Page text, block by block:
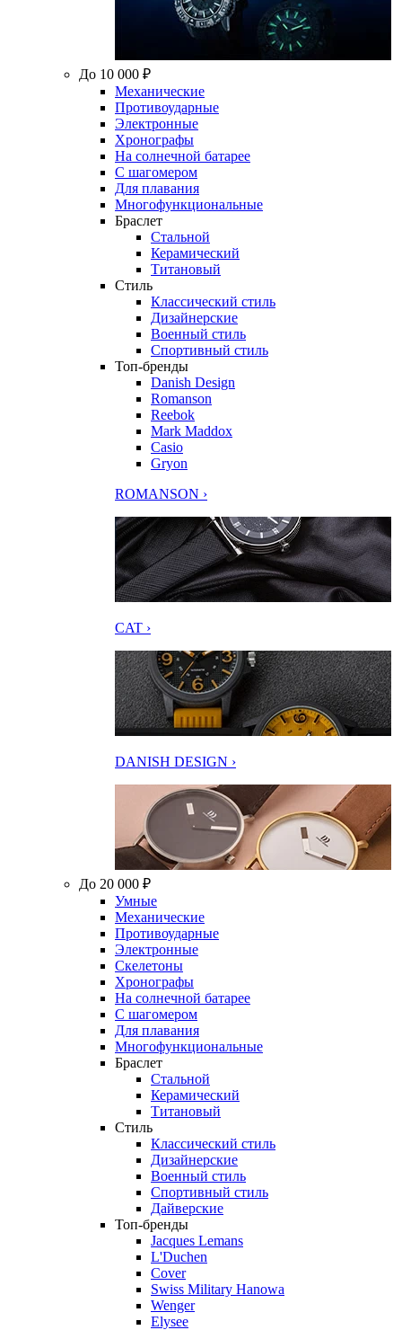
До 10 000 ₽
Механические
Противоударные
Электронные
Хронографы
На солнечной батарее
С шагомером
Для плавания
Многофункциональные
Браслет
Стальной
Керамический
Титановый
Стиль
Классический стиль
Дизайнерские
Военный стиль
Спортивный стиль
Топ-бренды
Danish Design
Romanson
Reebok
Mark Maddox
Casio
Gryon
ROMANSON ›
CAT ›
DANISH DESIGN ›
До 20 000 ₽
Умные
Механические
Противоударные
Электронные
Скелетоны
Хронографы
На солнечной батарее
С шагомером
Для плавания
Многофункциональные
Браслет
Стальной
Керамический
Титановый
Стиль
Классический стиль
Дизайнерские
Военный стиль
Спортивный стиль
Дайверские
Топ-бренды
Jacques Lemans
L'Duchen
Cover
Swiss Military Hanowa
Wenger
Elysee